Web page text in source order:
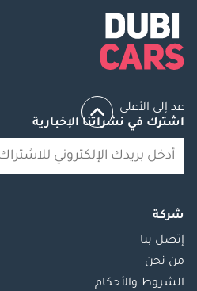
الدفع النقدي ونتعامل
مع التسويات البنكية
المبكرة.
المرجع: 11012AC
عد إلى الأعلى
اشترك في نشراتنا الإخبارية
شركة
إتصل بنا
من نحن
الشروط والأحكام